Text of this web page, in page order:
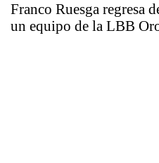
Franco Ruesga regresa
un equipo de la LBB